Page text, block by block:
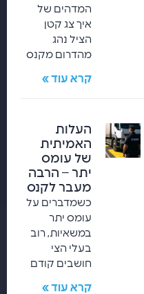
המדהים של
איך צג קטן
הציל נהג
מהדרום מקנס
קרא עוד »
העלות
האמיתית
של עומס
יתר – הרבה
מעבר לקנס
כשמדברים על
עומס יתר
במשאיות, רוב
בעלי הצי
חושבים קודם
קרא עוד »